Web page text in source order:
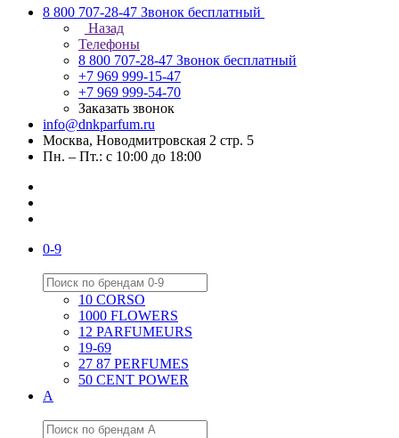
8 800 707-28-47 Звонок бесплатный
Назад
Телефоны
8 800 707-28-47 Звонок бесплатный
+7 969 999-15-47
+7 969 999-54-70
Заказать звонок
info@dnkparfum.ru
Москва, Новодмитровская 2 стр. 5
Пн. – Пт.: с 10:00 до 18:00
0-9
10 CORSO
1000 FLOWERS
12 PARFUMEURS
19-69
27 87 PERFUMES
50 CENT POWER
A